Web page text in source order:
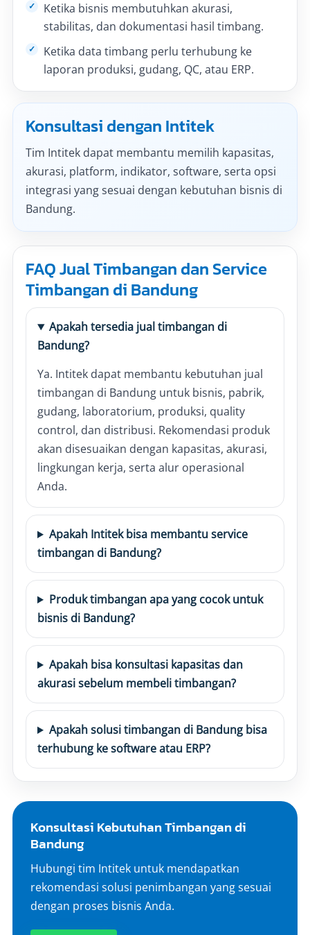
Ketika bisnis membutuhkan akurasi,
stabilitas, dan dokumentasi hasil timbang.
Ketika data timbang perlu terhubung ke
laporan produksi, gudang, QC, atau ERP.
Konsultasi dengan Intitek
Tim Intitek dapat membantu memilih kapasitas,
akurasi, platform, indikator, software, serta opsi
integrasi yang sesuai dengan kebutuhan bisnis di
Bandung.
FAQ Jual Timbangan dan Service
Timbangan di Bandung
Apakah tersedia jual timbangan di
Bandung?
Ya. Intitek dapat membantu kebutuhan jual
timbangan di Bandung untuk bisnis, pabrik,
gudang, laboratorium, produksi, quality
control, dan distribusi. Rekomendasi produk
akan disesuaikan dengan kapasitas, akurasi,
lingkungan kerja, serta alur operasional
Anda.
Apakah Intitek bisa membantu service
timbangan di Bandung?
Produk timbangan apa yang cocok untuk
bisnis di Bandung?
Apakah bisa konsultasi kapasitas dan
akurasi sebelum membeli timbangan?
Apakah solusi timbangan di Bandung bisa
terhubung ke software atau ERP?
Konsultasi Kebutuhan Timbangan di
Bandung
Hubungi tim Intitek untuk mendapatkan
rekomendasi solusi penimbangan yang sesuai
dengan proses bisnis Anda.